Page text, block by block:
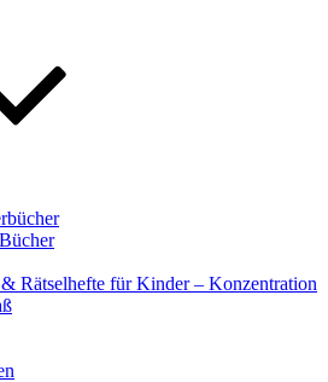
Rätselhefte für Kinder – Konzentration